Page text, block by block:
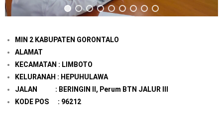
MIN 2 KABUPATEN GORONTALO
ALAMAT
KECAMATAN : LIMBOTO
KELURANAH : HEPUHULAWA
JALAN : BERINGIN II, Perum BTN JALUR III
KODE POS : 96212